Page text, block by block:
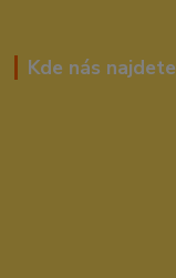
Kde nás najdete